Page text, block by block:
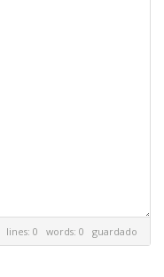
lines: 0 words: 0 guardado